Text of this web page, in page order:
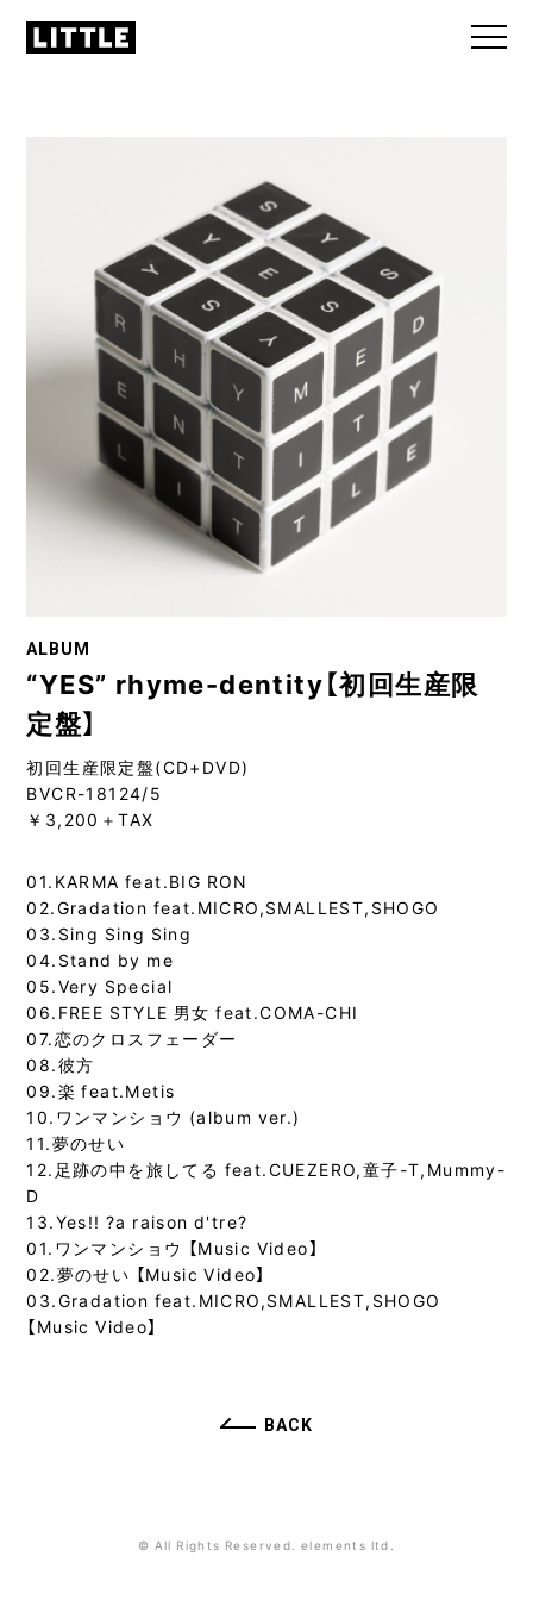
ALBUM
“YES” rhyme-dentity【初回生産限
定盤】
初回生産限定盤(CD+DVD)
BVCR-18124/5
￥3,200＋TAX
01.KARMA feat.BIG RON
02.Gradation feat.MICRO,SMALLEST,SHOGO
03.Sing Sing Sing
04.Stand by me
05.Very Special
06.FREE STYLE 男女 feat.COMA-CHI
07.恋のクロスフェーダー
08.彼方
09.楽 feat.Metis
10.ワンマンショウ (album ver.)
11.夢のせい
12.足跡の中を旅してる feat.CUEZERO,童子-T,Mummy-
D
13.Yes!! ?a raison d'tre?
01.ワンマンショウ 【Music Video】
02.夢のせい 【Music Video】
03.Gradation feat.MICRO,SMALLEST,SHOGO
【Music Video】
BACK
© All Rights Reserved. elements ltd.